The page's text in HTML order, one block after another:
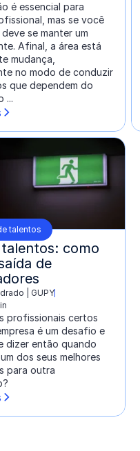
é essencial para
mas se você
se manter um
Afinal, a área está
mudança,
no modo de conduzir
que dependem do
...
talentos
talentos: como
de
| GUPY
profissionais certos
é um desafio e
dizer então quando
dos seus melhores
para outra